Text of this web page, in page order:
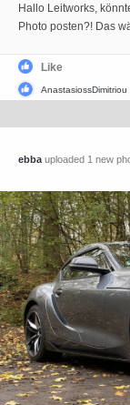
Hallo Leitworks,
Photo posten?! Das
Like
AnastasiossDimitriou
ebba uploaded 1 new